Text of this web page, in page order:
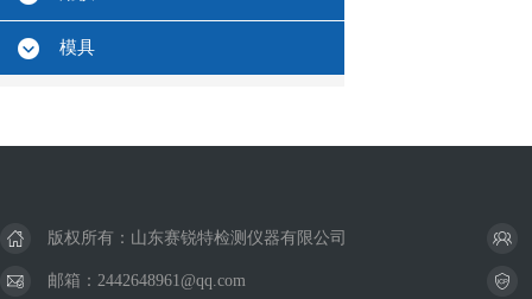
模具
版权所有：山东赛锐特检测仪器有限公司
邮箱：2442648961@qq.com